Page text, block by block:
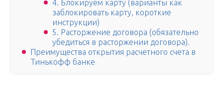
4. Блокируем карту (варианты как
заблокировать карту, короткие
инструкции)
5. Расторжение договора (обязательно
убедиться в расторжении договора).
Преимущества открытия расчетного счета в
Тинькофф банке